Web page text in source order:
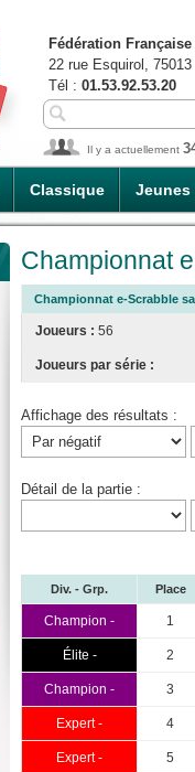
Classique Jeunes
Fédération
22 rue Esquirol,
Tél : 01.53.92.53.20
Il y a actuellement
Championnat
Championnat e-Scrabble
Joueurs : 56
Joueurs par série :
Affichage des résultats :
Détail de la partie :
Div. - Grp. Place
Champion - 1
Élite - 2
Champion - 3
Expert - 4
Expert - 5